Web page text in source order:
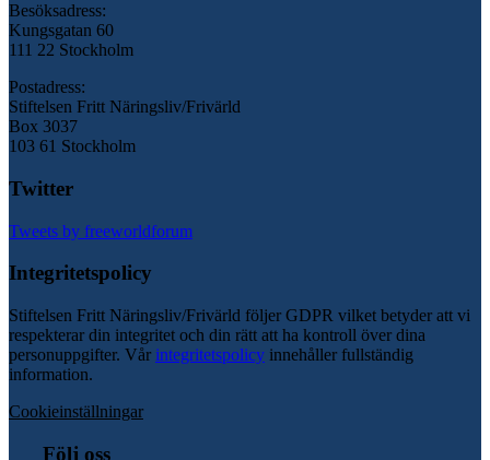
Besöksadress:
Kungsgatan 60
111 22 Stockholm
Postadress:
Stiftelsen Fritt Näringsliv/Frivärld
Box 3037
103 61 Stockholm
Twitter
Tweets by freeworldforum
Integritetspolicy
Stiftelsen Fritt Näringsliv/Frivärld följer GDPR vilket betyder att vi
respekterar din integritet och din rätt att ha kontroll över dina
personuppgifter. Vår integritetspolicy innehåller fullständig
information.
Cookieinställningar
Följ oss